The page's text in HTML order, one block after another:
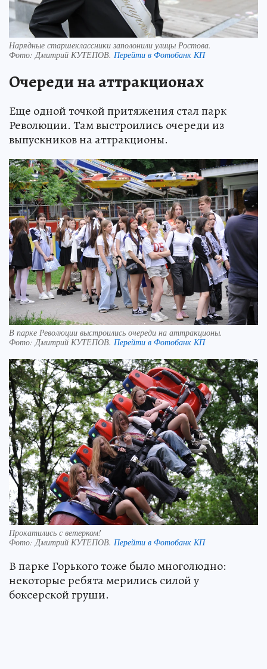
Нарядные старшеклассники заполонили улицы Ростова.
Фото:Дмитрий КУТЕПОВ. Перейти в Фотобанк КП
Очереди на аттракционах
Еще одной точкой притяжения стал парк
Революции. Там выстроились очереди из
выпускников на аттракционы.
В парке Революции выстроились очереди на аттракционы.
Фото:Дмитрий КУТЕПОВ. Перейти в Фотобанк КП
Прокатились с ветерком!
Фото:Дмитрий КУТЕПОВ. Перейти в Фотобанк КП
В парке Горького тоже было многолюдно:
некоторые ребята мерились силой у
боксерской груши.